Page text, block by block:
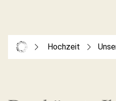
Hochzeit